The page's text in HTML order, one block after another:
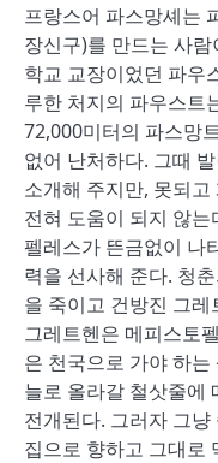
프랑스어 파스망셰는
장신구)를 만드는 사
학교 교장이었던 파우
루한 처지의 파우스트
72,000미터의 파스망
없어 난처하다. 그때
소개해 주지만, 못되
전혀 도움이 되지 않
펠레스가 뜬금없이 나
력을 선사해 준다. 청
을 죽이고 건방진 그
그레트헨은 메피스토
은 천국으로 가야 하
늘로 올라갈 철삿줄에
전개된다. 그러자 그
집으로 향하고 그대로